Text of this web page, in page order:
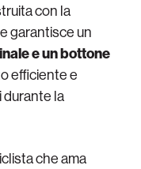
con la
garantisce un
e un bottone
efficiente e
durante la
che ama